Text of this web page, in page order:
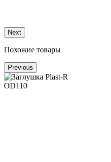
Next
Похожие товары
Previous